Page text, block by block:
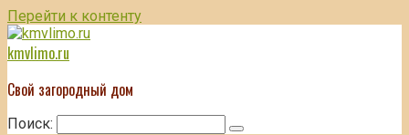
Перейти к контенту
kmvlimo.ru
Свой загородный дом
Поиск: